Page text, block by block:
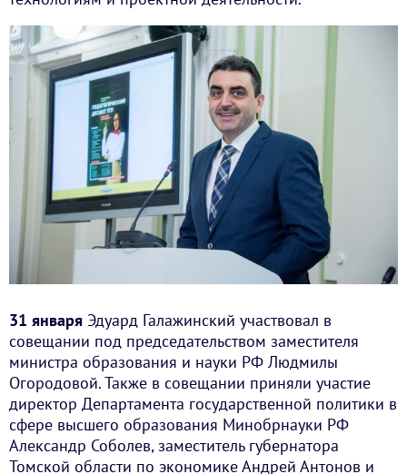
31 января Эдуард Галажинский участвовал в
совещании под председательством заместителя
министра образования и науки РФ Людмилы
Огородовой. Также в совещании приняли участие
директор Департамента государственной политики в
сфере высшего образования Минобрнауки РФ
Александр Соболев, заместитель губернатора
Томской области по экономике Андрей Антонов и